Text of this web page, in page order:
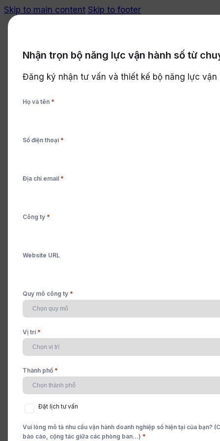
Skip to main content Skip to footer
Bắt đầu miễn phí
6 bước lập kế hoạch sản
hướng dẫn 6 bước lập kế hoạch MTO chi tiết, dễ
Cleeksy Team
Nhận trọn bộ năng lực vận hành số từ
Đăng ký nhận tư vấn và thiết kế bộ năng lực vận
Họ và tên *
Số điện thoại *
Địa chỉ email *
Công ty *
Website URL
Quy mô công ty *
Vị trí *
Thành phố *
tư
Đặt lịch tư vấn
Vui lòng mô tả nhu cầu vận hành doanh nghiệp số hiện tại của bạn?
báo cáo, cộng tác giữa các phòng ban...) *